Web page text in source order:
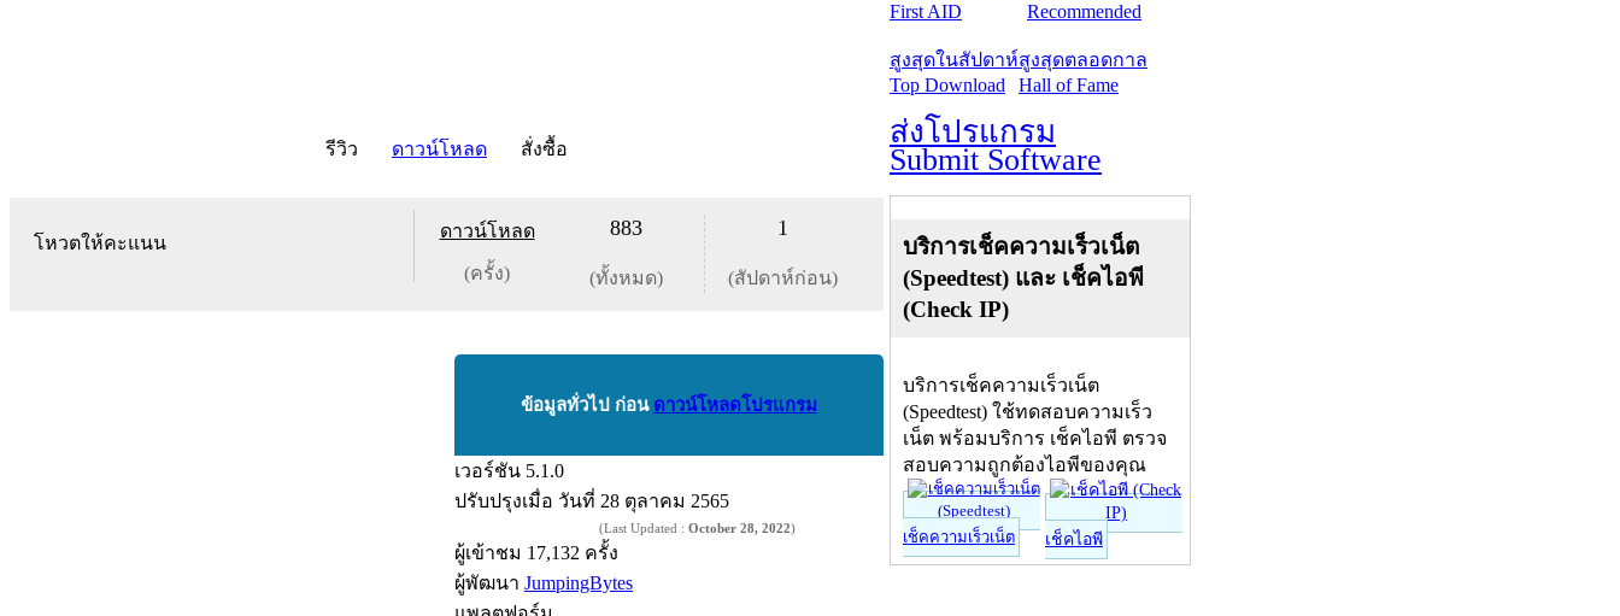
รีวิว ดาวน์โหลด สั่งซื้อ
โหวตให้คะแนน
ดาวน์โหลด
(ครั้ง)
883
(ทั้งหมด)
1
(สัปดาห์ก่อน)
ข้อมูลทั่วไป ก่อน ดาวน์โหลดโปรแกรม
เวอร์ชัน 5.1.0
ปรับปรุงเมื่อ วันที่ 28 ตุลาคม 2565
(Last Updated : October 28, 2022)
ผู้เข้าชม 17,132 ครั้ง
ผู้พัฒนา JumpingBytes
First AID
Recommended
สูงสุดในสัปดาห์
Top Download
สูงสุดตลอดกาล
Hall of Fame
ส่งโปรแกรม
Submit Software
บริการเช็คความเร็วเน็ต
(Speedtest) และ เช็คไอพี
(Check IP)
บริการเช็คความเร็วเน็ต
(Speedtest) ใช้ทดสอบความเร็ว
เน็ต พร้อมบริการ เช็คไอพี ตรวจ
สอบความถูกต้องไอพีของคุณ
เช็คความเร็วเน็ต เช็คไอพี